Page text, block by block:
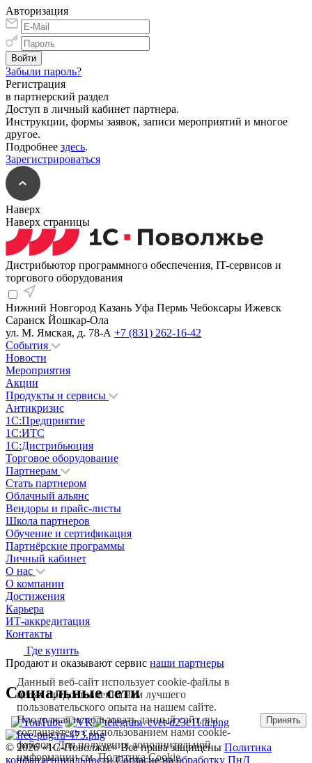
Авторизация
Забыли пароль?
Регистрация
в партнерский раздел
Доступ в личный кабинет партнера.
Инструкции, формы заявок, записи мероприятий и многое
другое.
Подробнее здесь.
Зарегистрироваться
Наверх
Наверх страницы
Дистрибьютор программного обеспечения, IT-сервисов и
торгового оборудования
Нижний Новгород Казань Уфа Пермь Чебоксары Ижевск
Саранск Йошкар-Ола
ул. М. Ямская, д. 78-А +7 (831) 262-16-42
События
Новости
Мероприятия
Акции
Продукты и сервисы
Антикризис
1С:Предприятие
1С:ИТС
1С:Дистрибьюция
Торговое оборудование
Партнерам
Стать партнером
Облачный альянс
Вендоры и прайс-листы
Школа партнеров
Обучение и сертификация
Партнёрские программы
Личный кабинет
О нас
О компании
Достижения
Карьера
ИТ-аккредитация
Контакты
Где купить
Продают и оказывают сервис наши партнеры
Социальные сети
© 2026 «1С‑Поволжье» Все права защищены Политика
конфенденциальностиСогласие на обработку ПнД
Данный веб-сайт использует cookie-файлы в
целях предоставления вам лучшего
пользовательского опыта на нашем сайте.
Продолжая использовать данный сайт, вы
соглашаетесь с использованием нами cookie-
файлов. Для получения дополнительной
информации см.Политика Cookie.
Принять